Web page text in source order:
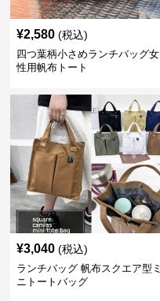
¥2,580 (税込)
四つ葉柄小さめランチバッグ女
性用帆布トート
¥3,040 (税込)
ランチバッグ 帆布スクエア型ミ
ニトートバッグ